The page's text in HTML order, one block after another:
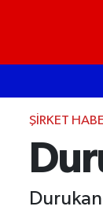
ŞIRKET
Ekonomi
Emtia